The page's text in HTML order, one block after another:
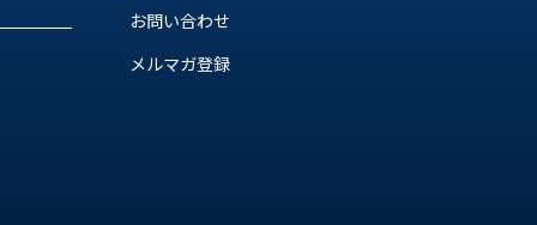
お問い合わせ
メルマガ登録